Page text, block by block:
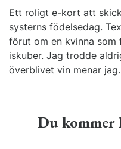
Ett roligt e-kort att
systerns födelsedag.
förut om en kvinna
iskuber. Jag trodde
överblivet vin menar
Du kommer